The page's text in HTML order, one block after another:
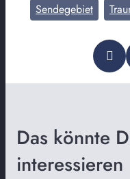
Sendegebiet
Das könnte
interessieren